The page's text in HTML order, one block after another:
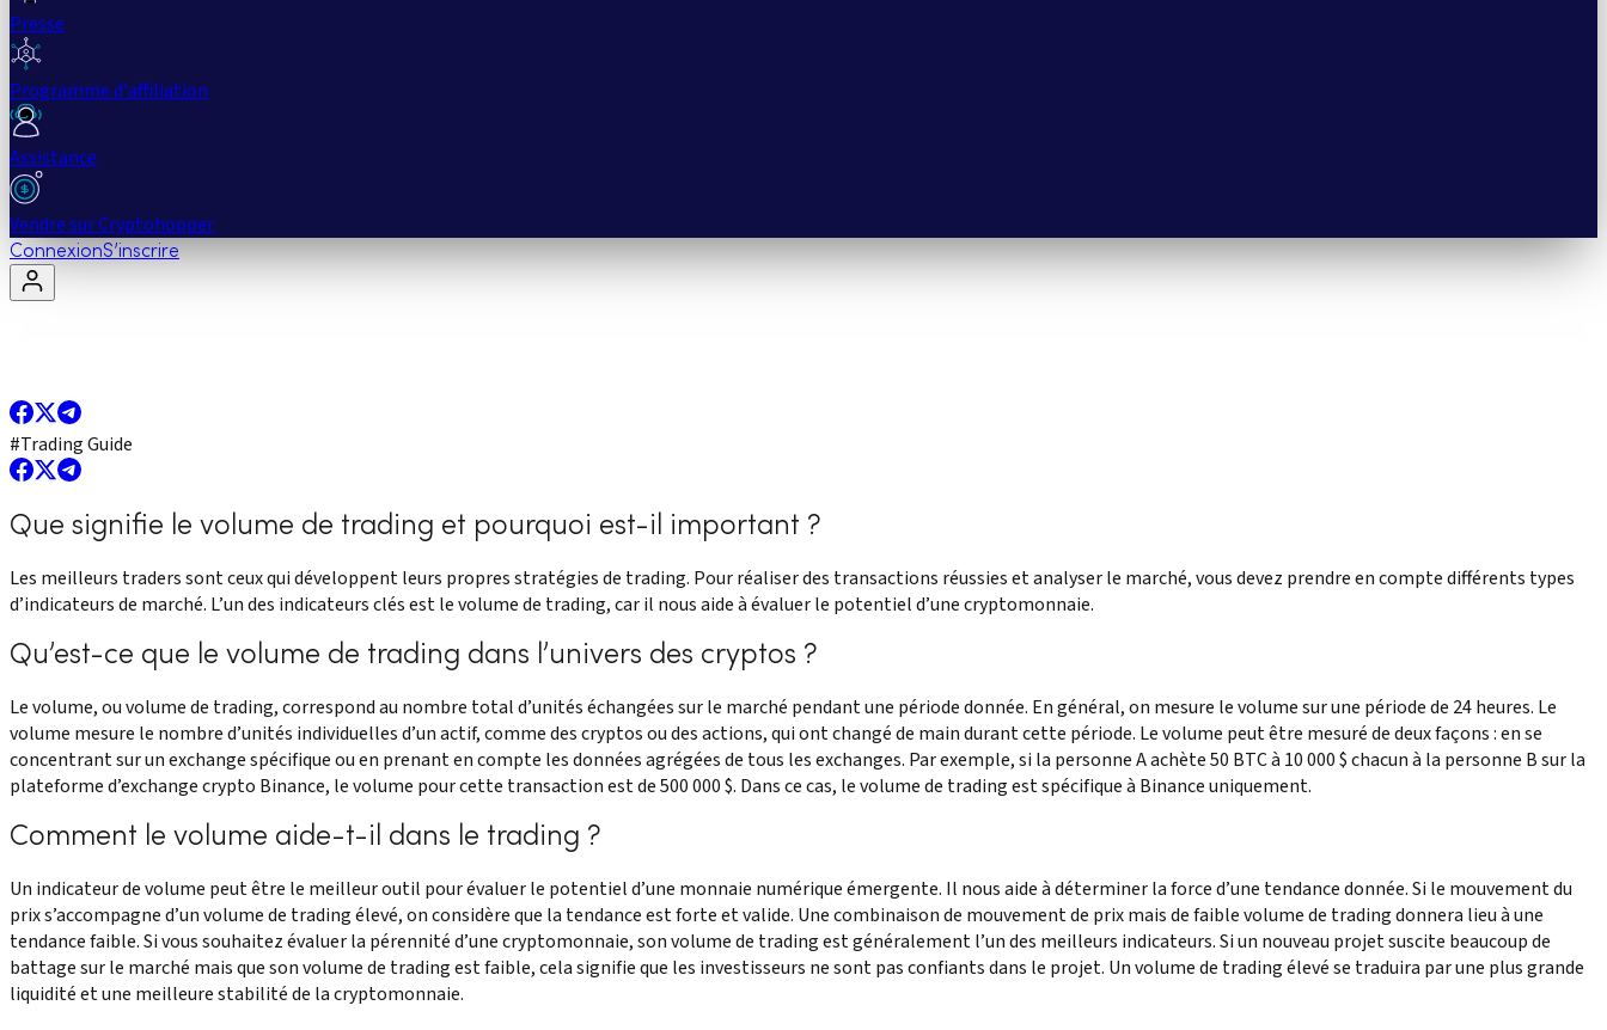
Presse
Programme d'affiliation
Assistance
Vendre sur Cryptohopper
ConnexionS’inscrire
#Trading Guide
Que signifie le volume de trading et pourquoi est-il important ?
Les meilleurs traders sont ceux qui développent leurs propres stratégies de trading. Pour réaliser des transactions réussies et analyser le marché, vous devez prendre en compte différents types
d’indicateurs de marché. L’un des indicateurs clés est le volume de trading, car il nous aide à évaluer le potentiel d’une cryptomonnaie.
Qu’est-ce que le volume de trading dans l’univers des cryptos ?
Le volume, ou volume de trading, correspond au nombre total d’unités échangées sur le marché pendant une période donnée. En général, on mesure le volume sur une période de 24 heures. Le
volume mesure le nombre d’unités individuelles d’un actif, comme des cryptos ou des actions, qui ont changé de main durant cette période. Le volume peut être mesuré de deux façons : en se
concentrant sur un exchange spécifique ou en prenant en compte les données agrégées de tous les exchanges. Par exemple, si la personne A achète 50 BTC à 10 000 $ chacun à la personne B sur la
plateforme d’exchange crypto Binance, le volume pour cette transaction est de 500 000 $. Dans ce cas, le volume de trading est spécifique à Binance uniquement.
Comment le volume aide-t-il dans le trading ?
Un indicateur de volume peut être le meilleur outil pour évaluer le potentiel d’une monnaie numérique émergente. Il nous aide à déterminer la force d’une tendance donnée. Si le mouvement du
prix s’accompagne d’un volume de trading élevé, on considère que la tendance est forte et valide. Une combinaison de mouvement de prix mais de faible volume de trading donnera lieu à une
tendance faible. Si vous souhaitez évaluer la pérennité d’une cryptomonnaie, son volume de trading est généralement l’un des meilleurs indicateurs. Si un nouveau projet suscite beaucoup de
battage sur le marché mais que son volume de trading est faible, cela signifie que les investisseurs ne sont pas confiants dans le projet. Un volume de trading élevé se traduira par une plus grande
liquidité et une meilleure stabilité de la cryptomonnaie.